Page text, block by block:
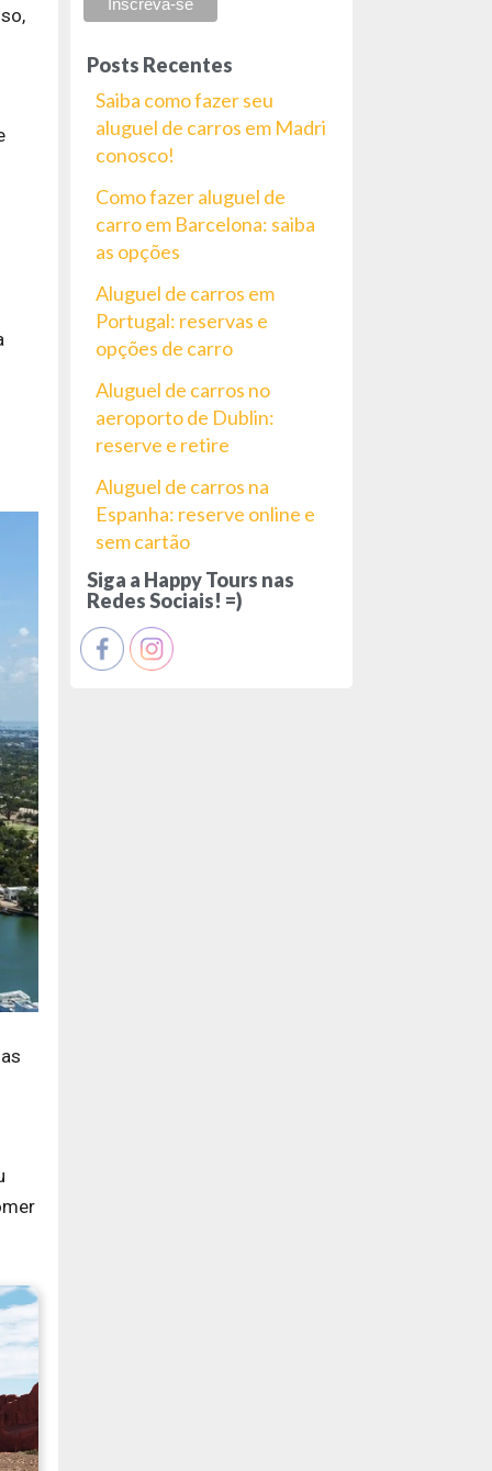
Posts Recentes
Saiba como fazer seu
aluguel de carros em Madri
conosco!
Como fazer aluguel de
carro em Barcelona: saiba
as opções
Aluguel de carros em
Portugal: reservas e
opções de carro
Aluguel de carros no
aeroporto de Dublin:
reserve e retire
Aluguel de carros na
Espanha: reserve online e
sem cartão
Siga a Happy Tours nas
Redes Sociais! =)